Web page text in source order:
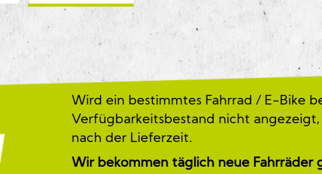
Wird ein bestimmtes Fahrrad / E-Bike
Verfügbarkeitsbestand nicht
nach der Lieferzeit.
Wir bekommen täglich neue Fahrräder